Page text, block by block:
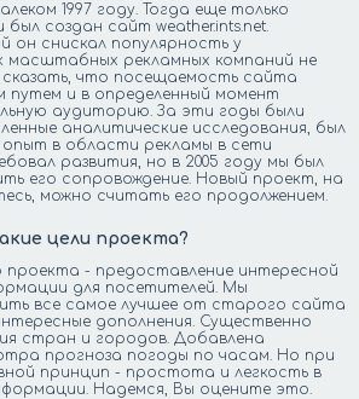
1997 году. Тогда еще только
был создан сайт weather.ints.net.
он снискал популярность у
масштабных рекламных компаний не
что посещаемость сайта
путем и в определенный момент
аудиторию. За эти годы были
аналитические исследования, был
опыт в области рекламы в сети
развития, но в 2005 году мы был
его сопровождение. Новый проект, на
можно считать его продолжением.
цели проекта?
проекта - предоставление интересной
для посетителей. Мы
все самое лучшее от старого сайта
дополнения. Существенно
стран и городов. Добавлена
прогноза погоды по часам. Но при
принцип - простота и легкость в
Надемся, Вы оцените это.